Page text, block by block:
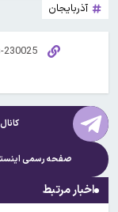
آذربايجان
صفحه رسمی
اخبار مرتبط